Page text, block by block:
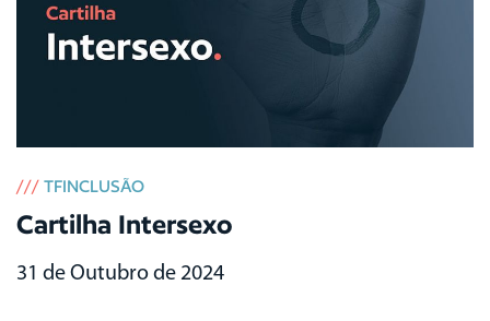
/// TFINCLUSÃO
Cartilha Intersexo
31 de Outubro de 2024